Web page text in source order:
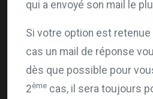
qui a envoyé son mail le
Si votre option est retenue
cas un mail de réponse
dès que possible pour
2ème cas, il sera toujours